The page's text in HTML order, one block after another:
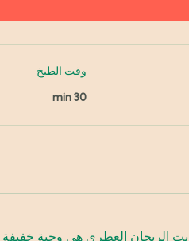
وقت الطبخ
30 min
الريحان العطري هي وجبة